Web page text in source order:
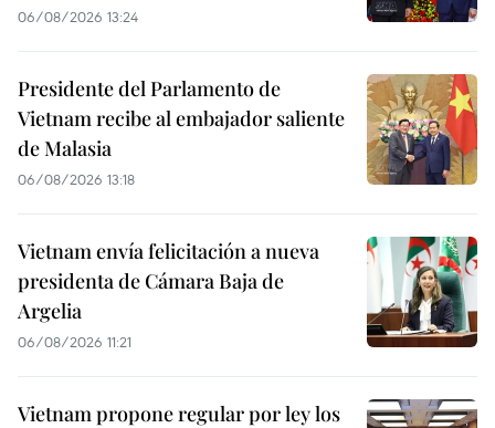
06/08/2026 13:24
Presidente del Parlamento de
Vietnam recibe al embajador saliente
de Malasia
06/08/2026 13:18
Vietnam envía felicitación a nueva
presidenta de Cámara Baja de
Argelia
06/08/2026 11:21
Vietnam propone regular por ley los